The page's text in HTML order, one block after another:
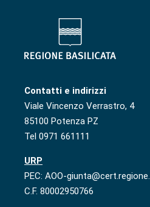
Contatti e indirizzi
Viale Vincenzo Verrastro, 4
85100 Potenza PZ
Tel 0971 661111
URP
PEC: AOO-
C.F. 80002950766